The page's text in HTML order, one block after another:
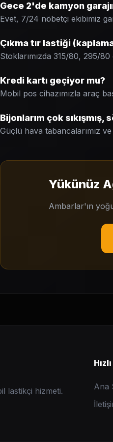
Gece 2'de kamyon
Evet, 7/24 nöbetçi ekibimiz
Çıkma tır lastiği
Stoklarımızda 315/80, 295/
Kredi kartı geçiyor mu?
Mobil pos cihazımızla araç
Bijonlarım çok
Güçlü hava tabancalarımız ve
Yükünüz
Ambarlar'ın
lastikçi hizmeti.
Ana